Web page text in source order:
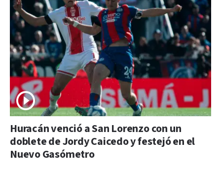
Huracán venció a San Lorenzo con un
doblete de Jordy Caicedo y festejó en el
Nuevo Gasómetro